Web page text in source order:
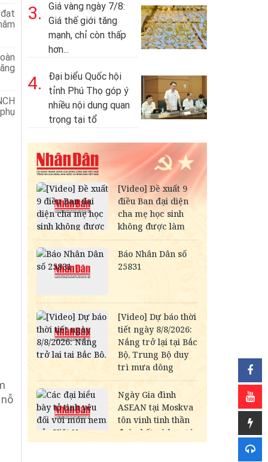
3.
Giá vàng ngày 7/8:
Giá thế giới tăng
mạnh, chỉ còn thấp
hơn...
4.
Đại biểu Quốc hội
tỉnh Phú Thọ góp ý
nhiều nội dung quan
trọng tại tổ